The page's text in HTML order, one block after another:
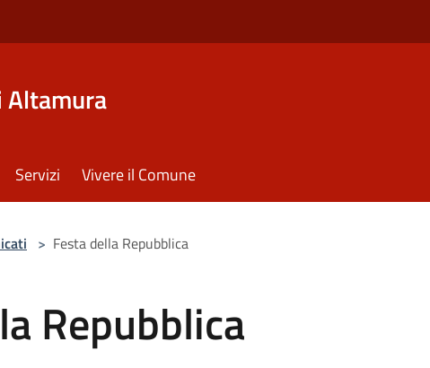
Altamura
Servizi Vivere il Comune
> Festa della Repubblica
Repubblica